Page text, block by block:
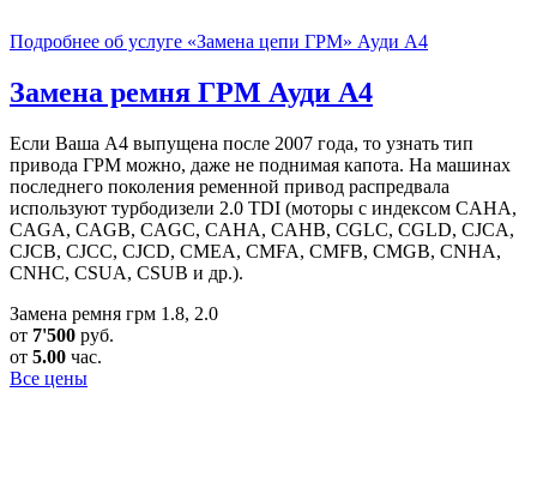
Подробнее об услуге «Замена цепи ГРМ» Ауди А4
Замена ремня ГРМ Ауди А4
Если Ваша А4 выпущена после 2007 года, то узнать тип
привода ГРМ можно, даже не поднимая капота. На машинах
последнего поколения ременной привод распредвала
используют турбодизели 2.0 TDI (моторы с индексом CAHA,
CAGA, CAGB, CAGC, CAHA, CAHB, CGLC, CGLD, CJCA,
CJCB, CJCC, CJCD, CMEA, CMFA, CMFB, CMGB, CNHA,
CNHC, CSUA, CSUB и др.).
Замена ремня грм 1.8, 2.0
от 7'500 руб.
от 5.00 час.
Все цены